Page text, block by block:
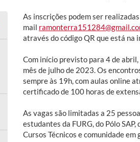
As inscrições podem ser
mail
através do código QR que está na
Com início previsto para 4 de
mês de julho de 2023. Os
sempre às 19h, com aulas online
certificado de 100 horas de
As vagas são limitadas a 25
estudantes da FURG, do Pólo
Cursos Técnicos e comunidade em